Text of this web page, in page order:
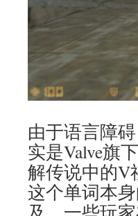
由于语言障
实是Valve旗
解传说中的V
这个单词本